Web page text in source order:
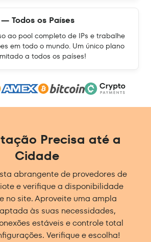
Todos os Países
ao pool completo de IPs e trabalhe
em todo o mundo. Um único plano
a todos os países!
Precisa até a
Cidade
abrangente de provedores de
e verifique a disponibilidade
no site. Aproveite uma ampla
às suas necessidades,
estáveis e controle total
Verifique e escolha!